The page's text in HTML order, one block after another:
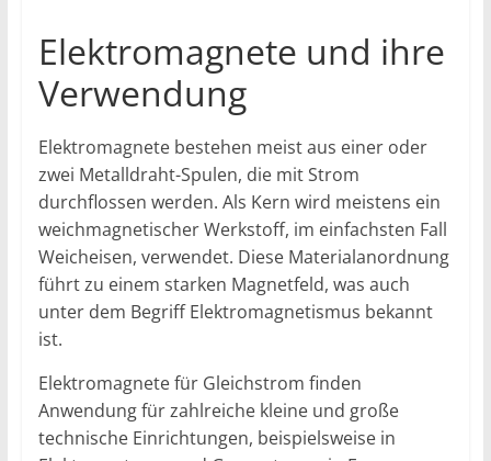
Elektromagnete und ihre
Verwendung
Elektromagnete bestehen meist aus einer oder
zwei Metalldraht-Spulen, die mit Strom
durchflossen werden. Als Kern wird meistens ein
weichmagnetischer Werkstoff, im einfachsten Fall
Weicheisen, verwendet. Diese Materialanordnung
führt zu einem starken Magnetfeld, was auch
unter dem Begriff Elektromagnetismus bekannt
ist.
Elektromagnete für Gleichstrom finden
Anwendung für zahlreiche kleine und große
technische Einrichtungen, beispielsweise in